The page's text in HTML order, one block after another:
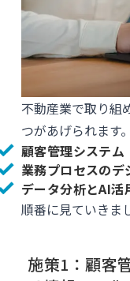
不動産業で取り組
つがあげられます。
顧客管理システム
業務プロセスの
データ分析とAI活
順番に見ていきま
施策1：顧客